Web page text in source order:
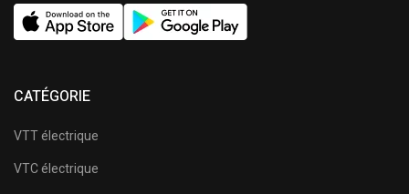
CATÉGORIE
VTT électrique
VTC électrique